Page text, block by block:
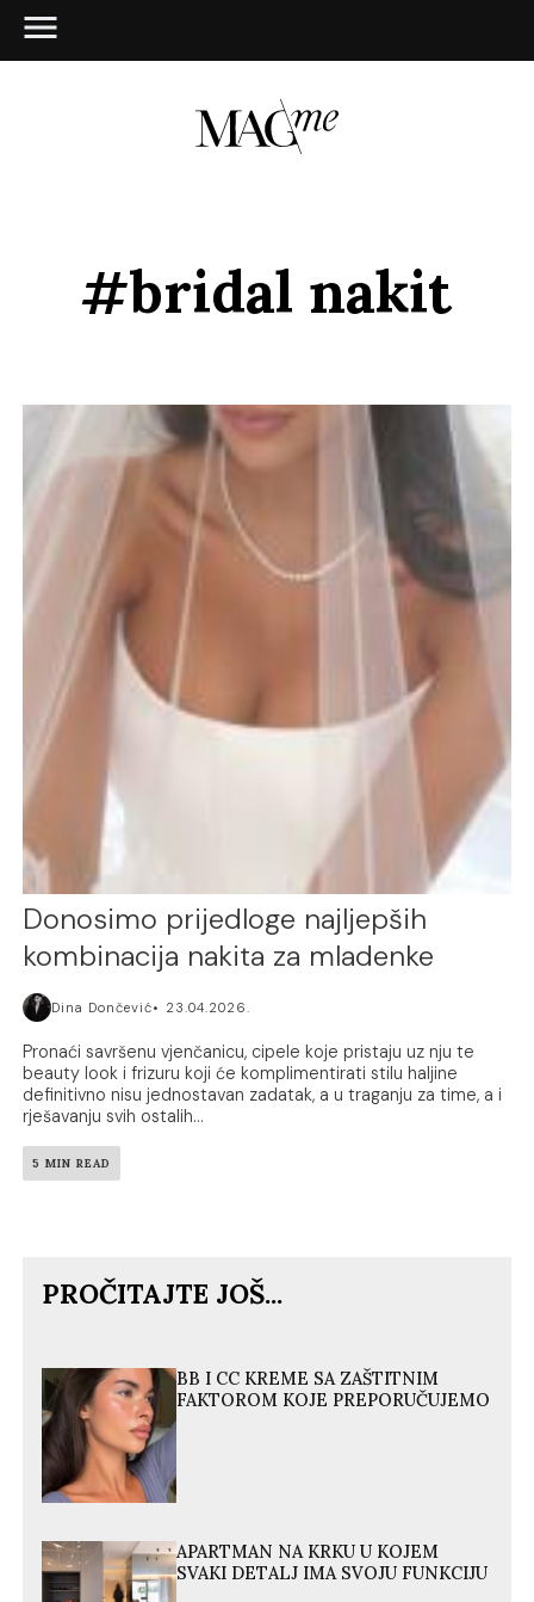
#bridal nakit
Donosimo prijedloge najljepših
kombinacija nakita za mladenke
Dina Dončević 23.04.2026.
Pronaći savršenu vjenčanicu, cipele koje pristaju uz nju te
beauty look i frizuru koji će komplimentirati stilu haljine
definitivno nisu jednostavan zadatak, a u traganju za time, a i
rješavanju svih ostalih...
5 MIN READ
PROČITAJTE JOŠ...
BB I CC KREME SA ZAŠTITNIM
FAKTOROM KOJE PREPORUČUJEMO
APARTMAN NA KRKU U KOJEM
SVAKI DETALJ IMA SVOJU FUNKCIJU